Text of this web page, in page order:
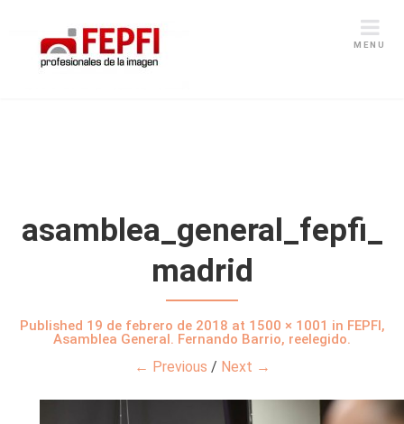
MENU
asamblea_general_fepfi_
madrid
Published 19 de febrero de 2018 at 1500 × 1001 in FEPFI,
Asamblea General. Fernando Barrio, reelegido.
← Previous / Next →